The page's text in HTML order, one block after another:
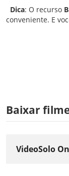
Dica: O recurso
conveniente. E
Baixar
VideoSolo